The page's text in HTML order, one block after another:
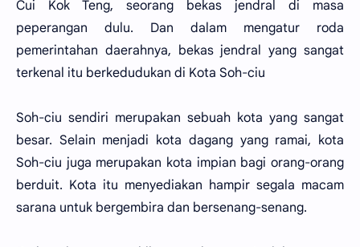
Cui Kok Teng, seorang bekas jendral di masa
peperangan dulu. Dan dalam mengatur roda
pemerintahan daerahnya, bekas jendral yang sangat
terkenal itu berkedudukan di Kota Soh-ciu
Soh-ciu sendiri merupakan sebuah kota yang sangat
besar. Selain menjadi kota dagang yang ramai, kota
Soh-ciu juga merupakan kota impian bagi orang-orang
berduit. Kota itu menyediakan hampir segala macam
sarana untuk bergembira dan bersenang-senang.